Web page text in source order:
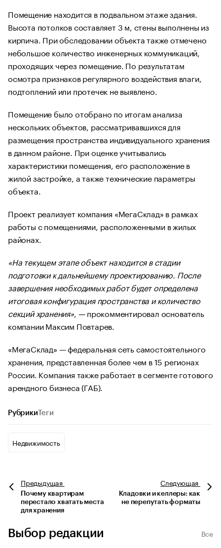
Помещение находится в подвальном этаже здания.
Высота потолков составляет 3 м, стены выполнены из
кирпича. При обследовании объекта также отмечено
небольшое количество инженерных коммуникаций,
проходящих через помещение. По результатам
осмотра признаков регулярного воздействия влаги,
подтоплений или протечек не выявлено.
Помещение было отобрано по итогам анализа
нескольких объектов, рассматривавшихся для
размещения пространства индивидуального хранения
в данном районе. При оценке учитывались
характеристики помещения, его расположение в
жилой застройке, а также технические параметры
объекта.
Проект реализует компания «МегаСклад» в рамках
работы с помещениями, расположенными в жилых
районах.
«На текущем этапе объект находится в стадии
подготовки к дальнейшему проектированию. После
завершения необходимых работ будет определена
итоговая конфигурация пространства и количество
секций хранения», —прокомментировал основатель
компании Максим Повтарев.
«МегаСклад» — федеральная сеть самостоятельного
хранения, представленная более чем в 15 регионах
России. Компания также работает в сегменте готового
арендного бизнеса (ГАБ).
Рубрики Теги
Недвижимость
Предыдущая
Почему квартирам
перестало хватать места
для хранения
Следующая
Кладовки и келлеры: как
не перепутать форматы
Выбор редакции
Все